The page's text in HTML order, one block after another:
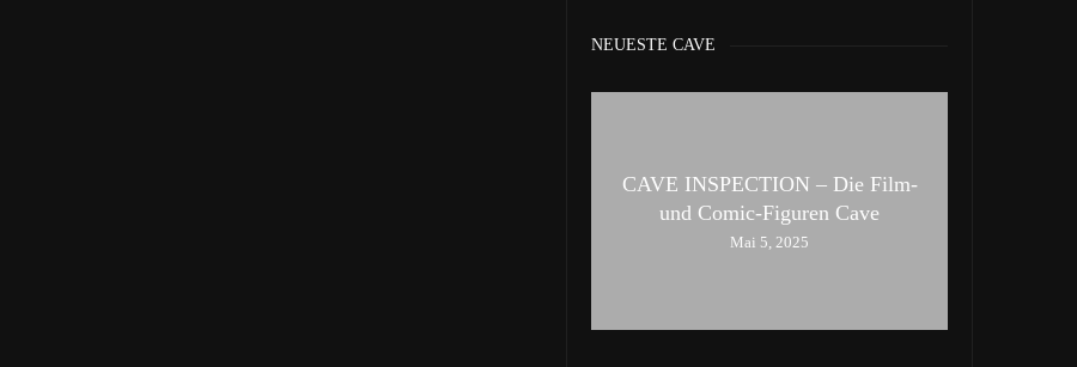
NEUESTE CAVE
CAVE INSPECTION – Die Film-
und Comic-Figuren Cave
Mai 5, 2025